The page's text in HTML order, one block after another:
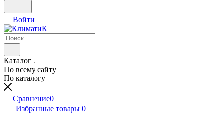
Войти
Каталог
По всему сайту
По каталогу
Сравнение0
Избранные товары 0